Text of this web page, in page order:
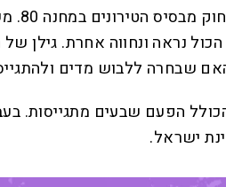
שבחרה ללבוש מדים
הפעם שבעים מתגייסות.
ישראל.